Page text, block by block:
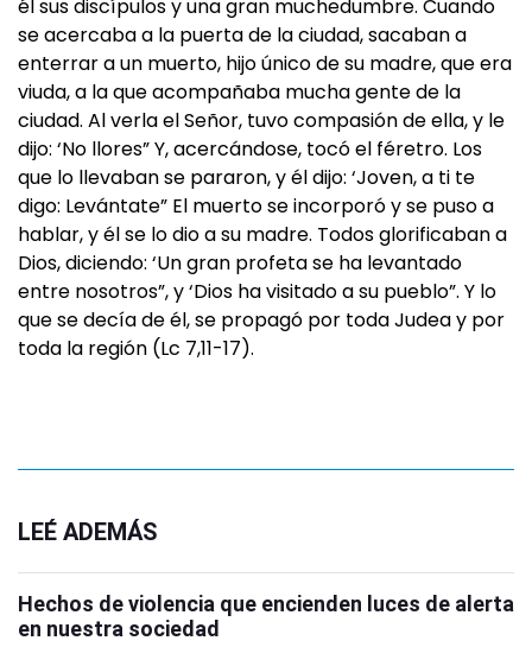
él sus discípulos y una gran muchedumbre. Cuando
se acercaba a la puerta de la ciudad, sacaban a
enterrar a un muerto, hijo único de su madre, que era
viuda, a la que acompañaba mucha gente de la
ciudad. Al verla el Señor, tuvo compasión de ella, y le
dijo: ‘No llores” Y, acercándose, tocó el féretro. Los
que lo llevaban se pararon, y él dijo: ‘Joven, a ti te
digo: Levántate” El muerto se incorporó y se puso a
hablar, y él se lo dio a su madre. Todos glorificaban a
Dios, diciendo: ‘Un gran profeta se ha levantado
entre nosotros”, y ‘Dios ha visitado a su pueblo”. Y lo
que se decía de él, se propagó por toda Judea y por
toda la región (Lc 7,11-17).
LEÉ ADEMÁS
Hechos de violencia que encienden luces de alerta
en nuestra sociedad